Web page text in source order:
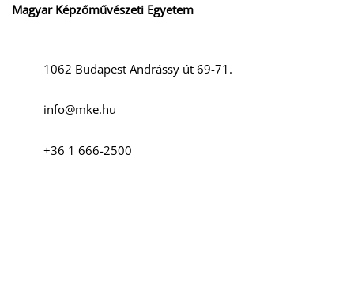
Magyar Képzőművészeti Egyetem
1062 Budapest Andrássy út 69-71.
info@mke.hu
+36 1 666-2500